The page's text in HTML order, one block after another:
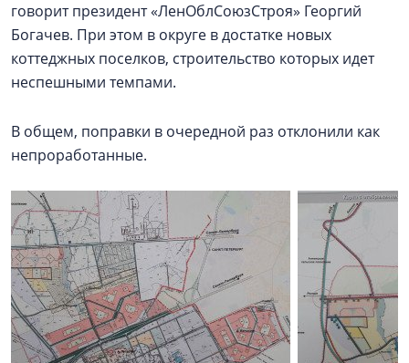
говорит президент «ЛенОблСоюзСтроя» Георгий
Богачев. При этом в округе в достатке новых
коттеджных поселков, строительство которых идет
неспешными темпами.
В общем, поправки в очередной раз отклонили как
непроработанные.